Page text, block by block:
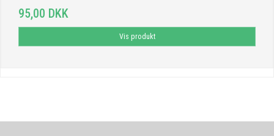
95,00 DKK
Vis produkt